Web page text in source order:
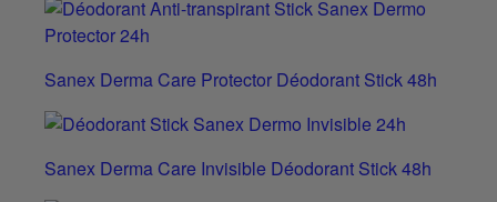
Sanex Derma Care Protector Déodorant Stick 48h
Sanex Derma Care Invisible Déodorant Stick 48h